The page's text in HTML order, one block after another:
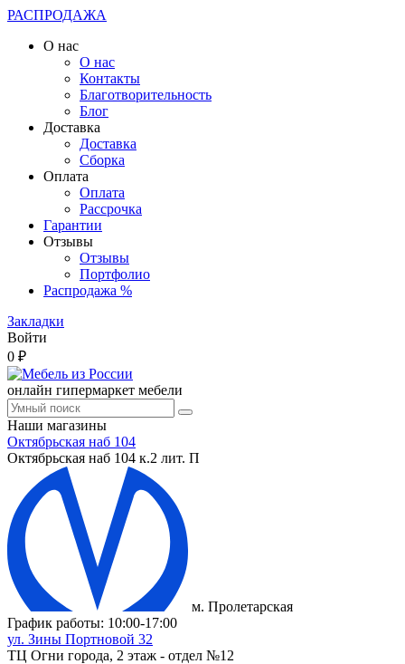
РАСПРОДАЖА
О нас
О нас
Контакты
Благотворительность
Блог
Доставка
Доставка
Сборка
Оплата
Оплата
Рассрочка
Гарантии
Отзывы
Отзывы
Портфолио
Распродажа %
Закладки
Войти
0 ₽
онлайн гипермаркет мебели
Наши магазины
Октябрьская наб 104
Октябрьская наб 104 к.2 лит. П
м. Пролетарская
График работы: 10:00-17:00
ул. Зины Портновой 32
ТЦ Огни города, 2 этаж - отдел №12